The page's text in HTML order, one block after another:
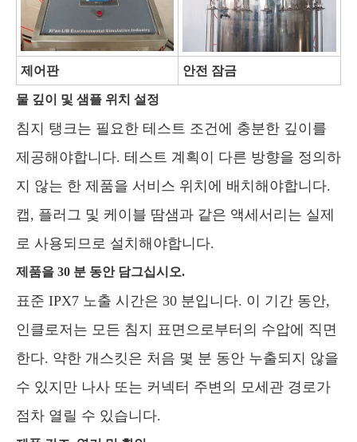
제어판 안전 잠금
물 깊이 및 샘플 위치 설정
침지 탱크는 필요한 테스트 조건에 충분한 깊이를
제공해야합니다. 테스트 계획이 다른 방향을 정의하
지 않는 한 제품을 서비스 위치에 배치해야합니다.
캡, 플러그 및 케이블 땀샘과 같은 액세서리는 실제
로 사용되므로 설치해야합니다.
제품을 30 분 동안 담그십시오.
표준 IPX7 노출 시간은 30 분입니다. 이 기간 동안,
인클로저는 모든 침지 표면으로부터의 수압에 직면
한다. 약한 개스킷은 처음 몇 분 동안 누출되지 않을
수 있지만 나사 또는 커넥터 주변의 모세관 경로가
점차 열릴 수 있습니다.